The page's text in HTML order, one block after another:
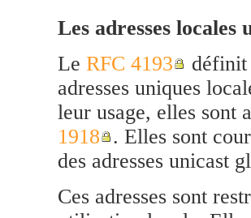
Les adresses
Le RFC 4193
définit
adresses uniques
leur usage, elles sont
1918
. Elles sont
des adresses unicast
Ces adresses sont